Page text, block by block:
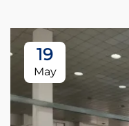
19
May